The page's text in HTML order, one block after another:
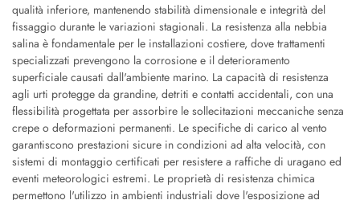
qualità inferiore, mantenendo stabilità dimensionale e integrità del
fissaggio durante le variazioni stagionali. La resistenza alla nebbia
salina è fondamentale per le installazioni costiere, dove trattamenti
specializzati prevengono la corrosione e il deterioramento
superficiale causati dall'ambiente marino. La capacità di resistenza
agli urti protegge da grandine, detriti e contatti accidentali, con una
flessibilità progettata per assorbire le sollecitazioni meccaniche senza
crepe o deformazioni permanenti. Le specifiche di carico al vento
garantiscono prestazioni sicure in condizioni ad alta velocità, con
sistemi di montaggio certificati per resistere a raffiche di uragano ed
eventi meteorologici estremi. Le proprietà di resistenza chimica
permettono l'utilizzo in ambienti industriali dove l'esposizione ad